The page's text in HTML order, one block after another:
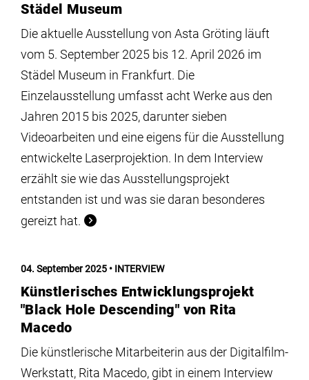
Städel Museum
Die aktuelle Ausstellung von Asta Gröting läuft
vom 5. September 2025 bis 12. April 2026 im
Städel Museum in Frankfurt. Die
Einzelausstellung umfasst acht Werke aus den
Jahren 2015 bis 2025, darunter sieben
Videoarbeiten und eine eigens für die Ausstellung
entwickelte Laserprojektion. In dem Interview
erzählt sie wie das Ausstellungsprojekt
entstanden ist und was sie daran besonderes
gereizt hat.
04. September 2025 INTERVIEW
Künstlerisches Entwicklungsprojekt
"Black Hole Descending" von Rita
Macedo
Die künstlerische Mitarbeiterin aus der Digitalfilm-
Werkstatt, Rita Macedo, gibt in einem Interview